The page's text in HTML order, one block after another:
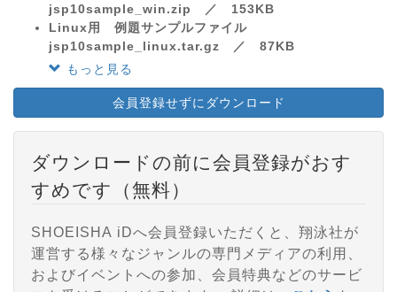
jsp10sample_win.zip ／ 153KB
Linux用 例題サンプルファイル
jsp10sample_linux.tar.gz ／ 87KB
もっと見る
会員登録せずにダウンロード
ダウンロードの前に会員登録がおす
すめです（無料）
SHOEISHA iDへ会員登録いただくと、翔泳社が
運営する様々なジャンルの専門メディアの利用、
およびイベントへの参加、会員特典などのサービ